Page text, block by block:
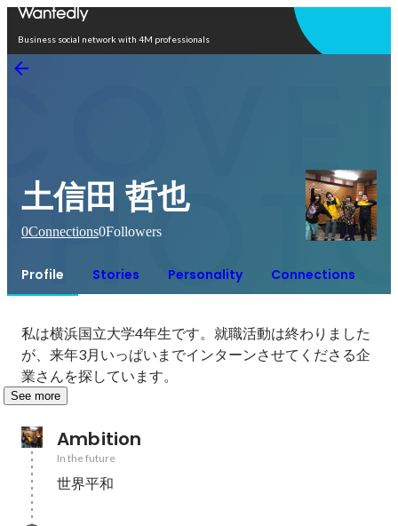
Business social network with 4M professionals
土信田 哲也
0Connections0Followers
Profile Stories Personality Connections
私は横浜国立大学4年生です。就職活動は終わりました
が、来年3月いっぱいまでインターンさせてくださる企
業さんを探しています。
See more
Ambition
In the future
世界平和